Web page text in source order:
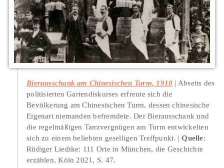
Bierausschank am Chinesischen Turm, 1910
Abseits des
politisierten Gartendiskurses erfreute sich die
Bevölkerung am Chinesischen Turm, dessen chinesische
Eigenart niemanden befremdete. Der Bierausschank und
die regelmäßigen Tanzvergnügen am Turm entwickelten
sich zu einem beliebten geselligen Treffpunkt.
Quelle:
Rüdiger Liedtke: 111 Orte in München, die Geschichte
erzählen, Köln 2021, S. 47.